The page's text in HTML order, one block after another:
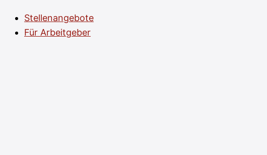
Stellenangebote
Für Arbeitgeber